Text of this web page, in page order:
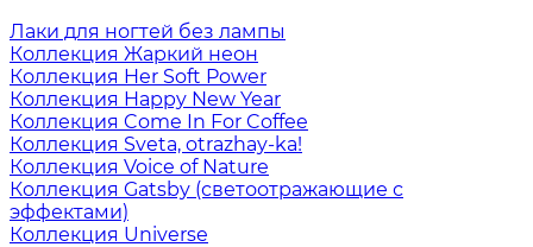
Лаки для ногтей без лампы
Коллекция Жаркий неон
Коллекция Her Soft Power
Коллекция Happy New Year
Коллекция Come In For Coffee
Коллекция Sveta, otrazhay-ka!
Коллекция Voice of Nature
Коллекция Gatsby (светоотражающие с
эффектами)
Коллекция Universe